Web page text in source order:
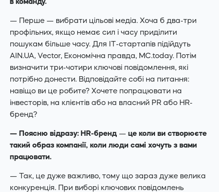
— Перше — вибрати цільові медіа. Хоча б два-три
профільних, якщо немає сил і часу приділити
пошукам більше часу. Для IT-стартапів підійдуть
AIN.UA, Vector, Економічна правда, MC.today. Потім
визначити три-чотири ключові повідомлення, які
потрібно донести. Відповідайте собі на питання:
навіщо ви це робите? Хочете попрацювати на
інвесторів, на клієнтів або на власний PR або HR-
бренд?
— Поясню відразу: HR-бренд — це коли ви створюєте
такий образ компанії, коли люди самі хочуть з вами
працювати.
— Так, це дуже важливо, тому що зараз дуже велика
конкуренція. При виборі ключових повідомлень